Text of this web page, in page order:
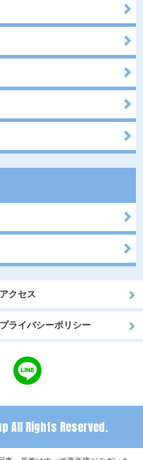
アクセス
プライバシーポリシー
All Rights Reserved.